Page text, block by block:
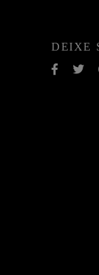
DEIXE